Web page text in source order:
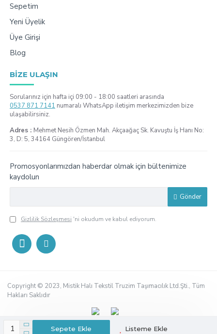
Sepete Ekle Listeme Ekle
Sepetim
Yeni Üyelik
Üye Girişi
Blog
BIZE ULAŞIN
Sorularınız için hafta içi 09:00 - 18:00 saatleri arasında
0537 871 7141 numaralı WhatsApp iletişim merkezimizden bize
ulaşabilirsiniz.
Adres : Mehmet Nesih Özmen Mah. Akçaağaç Sk. Kavuştu İş Hanı No:
3, D: 5, 34164 Güngören/İstanbul
Promosyonlarımızdan haberdar olmak için bültenimize
kaydolun
Gönder
Gizlilik Sözleşmesi 'ni okudum ve kabul ediyorum.
Copyright © 2023, Mistik Halı Tekstil Truzim Taşımacılık Ltd.Şti., Tüm
Hakları Saklıdır